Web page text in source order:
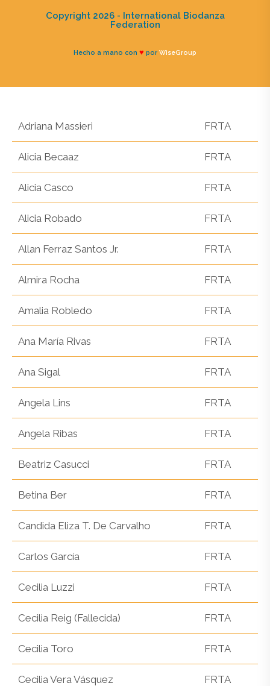
Copyright 2026 - International Biodanza
Federation
Hecho a mano con ♥ por WiseGroup
Adriana Massieri FRTA
Alicia Becaaz FRTA
Alicia Casco FRTA
Alicia Robado FRTA
Allan Ferraz Santos Jr. FRTA
Almira Rocha FRTA
Amalia Robledo FRTA
Ana María Rivas FRTA
Ana Sigal FRTA
Angela Lins FRTA
Angela Ribas FRTA
Beatriz Casucci FRTA
Betina Ber FRTA
Candida Eliza T. De Carvalho FRTA
Carlos García FRTA
Cecilia Luzzi FRTA
Cecilia Reig (Fallecida) FRTA
Cecilia Toro FRTA
Cecilia Vera Vásquez FRTA